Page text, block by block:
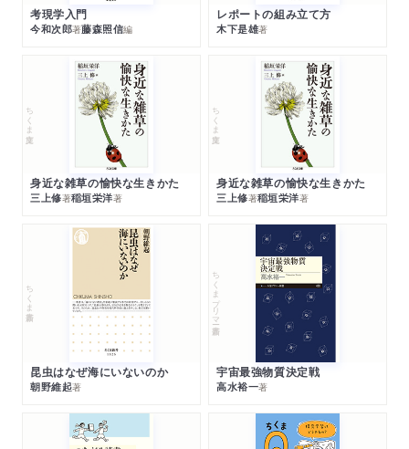
考現学入門
今和次郎著藤森照信編
レポートの組み立て方
木下是雄著
ちくま文庫
身近な雑草の愉快な生きかた
三上修著稲垣栄洋著
ちくま文庫
身近な雑草の愉快な生きかた
三上修著稲垣栄洋著
ちくま新書
昆虫はなぜ海にいないのか
朝野維起著
ちくまプリマー新書
宇宙最強物質決定戦
高水裕一著